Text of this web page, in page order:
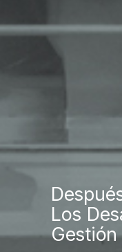
Los
Gestión